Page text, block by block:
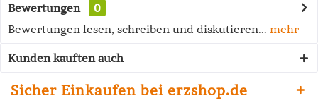
Bewertungen
0
Bewertungen lesen, schreiben und diskutieren... mehr
Kunden kauften auch
Sicher Einkaufen bei erzshop.de